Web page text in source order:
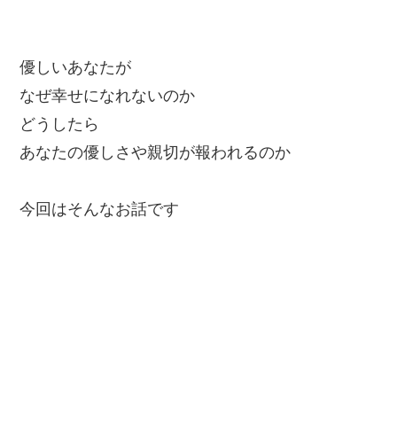
優しいあなたが
なぜ幸せになれないのか
どうしたら
あなたの優しさや親切が報われるのか
今回はそんなお話です